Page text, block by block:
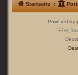
Startseite
Powered by